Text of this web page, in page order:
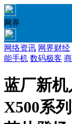
网界
网络资讯 网界财经
能手机 数码极客
蓝厂新
X500系